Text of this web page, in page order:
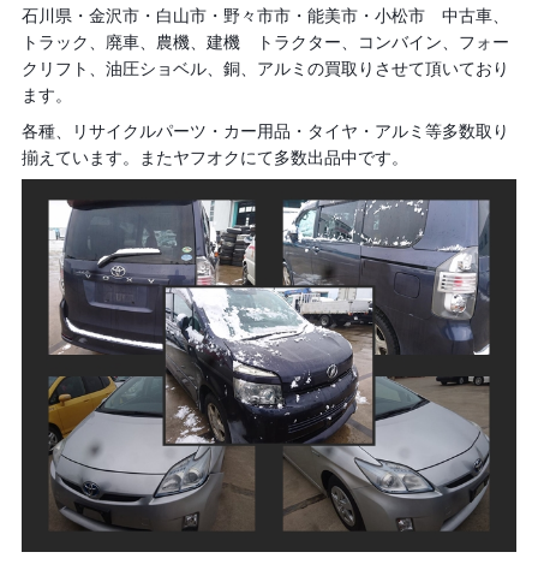
石川県・金沢市・白山市・野々市市・能美市・小松市 中古車、
トラック、廃車、農機、建機 トラクター、コンバイン、フォー
クリフト、油圧ショベル、銅、アルミの買取りさせて頂いており
ます。
各種、リサイクルパーツ・カー用品・タイヤ・アルミ等多数取り
揃えています。またヤフオクにて多数出品中です。